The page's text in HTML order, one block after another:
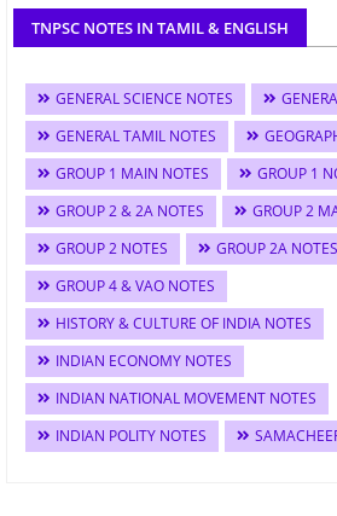
TNPSC NOTES IN TAMIL & ENGLISH
GENERAL SCIENCE NOTES
GENERAL TAMIL NOTES
GROUP 1 MAIN NOTES
GROUP 1
GROUP 2 & 2A NOTES
GROUP 2
GROUP 2 NOTES
GROUP 2A NOTES
GROUP 4 & VAO NOTES
HISTORY & CULTURE OF INDIA NOTES
INDIAN ECONOMY NOTES
INDIAN NATIONAL MOVEMENT NOTES
INDIAN POLITY NOTES